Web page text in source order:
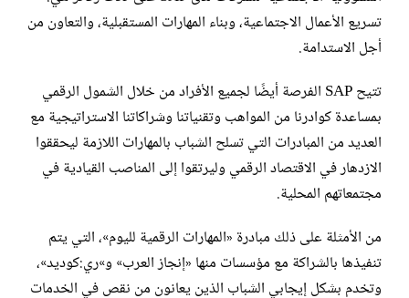
تسريع الأعمال الاجتماعية، وبناء المهارات المستقبلية، والتعاون من
أجل الاستدامة.
تتيح SAP الفرصة أيضًا لجميع الأفراد من خلال الشمول الرقمي
بمساعدة كوادرنا من المواهب وتقنياتنا وشراكاتنا الاستراتيجية مع
العديد من المبادرات التي تسلح الشباب بالمهارات اللازمة ليحققوا
الازدهار في الاقتصاد الرقمي وليرتقوا إلى المناصب القيادية في
مجتمعاتهم المحلية.
من الأمثلة على ذلك مبادرة «المهارات الرقمية لليوم»، التي يتم
تنفيذها بالشراكة مع مؤسسات منها «إنجاز العرب» و»ري:كوديد»،
وتخدم بشكل إيجابي الشباب الذين يعانون من نقص في الخدمات